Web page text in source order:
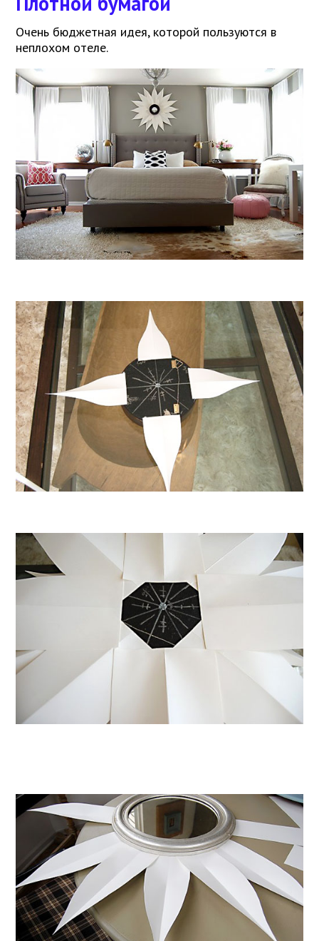
Очень бюджетная идея, которой пользуются в
неплохом отеле.